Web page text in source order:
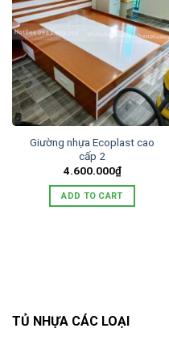
Giường nhựa Ecoplast cao
cấp 2
4.600.000₫
ADD TO CART
TỦ NHỰA CÁC LOẠI